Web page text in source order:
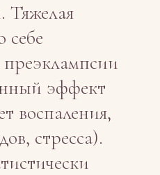
Тяжелая
себе
преэклампсии
эффект
воспаления,
стресса).